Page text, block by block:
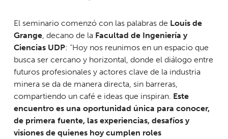
El seminario comenzó con las palabras de Louis de
Grange, decano de la Facultad de Ingeniería y
Ciencias UDP: “Hoy nos reunimos en un espacio que
busca ser cercano y horizontal, donde el diálogo entre
futuros profesionales y actores clave de la industria
minera se da de manera directa, sin barreras,
compartiendo un café e ideas que inspiran. Este
encuentro es una oportunidad única para conocer,
de primera fuente, las experiencias, desafíos y
visiones de quienes hoy cumplen roles